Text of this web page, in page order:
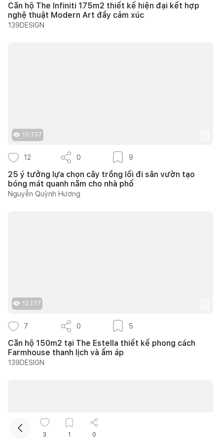
Căn hộ The Infiniti 175m2 thiết kế hiện đại kết hợp
nghệ thuật Modern Art đầy cảm xúc
139DESIGN
10.737
12 0 9
25 ý tưởng lựa chọn cây trồng lối đi sân vườn tạo
bóng mát quanh năm cho nhà phố
Nguyễn Quỳnh Hương
12.177
7 0 5
Căn hộ 150m2 tại The Estella thiết kế phong cách
Farmhouse thanh lịch và ấm áp
139DESIGN
3 1 0
Kết nối thiết kế, thi công
Mua sắm hoàn thiện nhà